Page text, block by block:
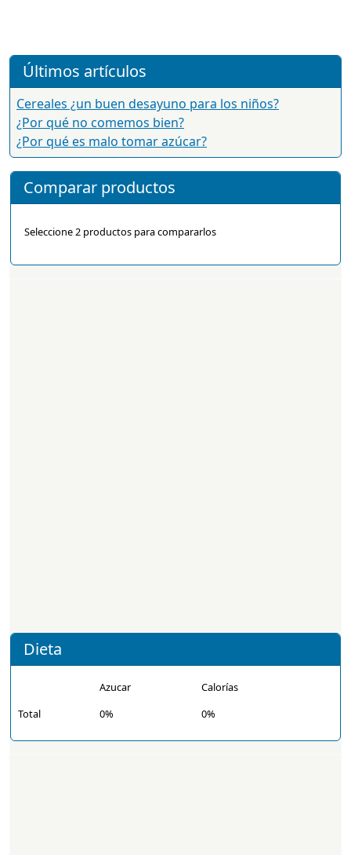
Últimos artículos
Cereales ¿un buen desayuno para los niños?
¿Por qué no comemos bien?
¿Por qué es malo tomar azúcar?
Comparar productos
Seleccione 2 productos para compararlos
Dieta
Azucar
Calorías
Total
0% 0%